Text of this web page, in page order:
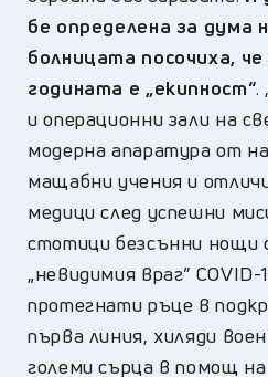
бе определена за дума
болницата посочиха,
годината е „екипност“.
и операционни зали на
модерна апаратура от
мащабни учения и
медици след успешни
стотици безсънни нощи
„невидимия враг”
протегнати ръце в
първа линия, хиляди
големи сърца в помощ